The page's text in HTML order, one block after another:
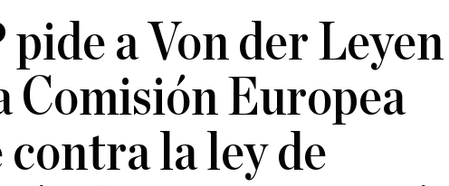
pide a Von der Leyen
Comisión Europea
contra la ley de